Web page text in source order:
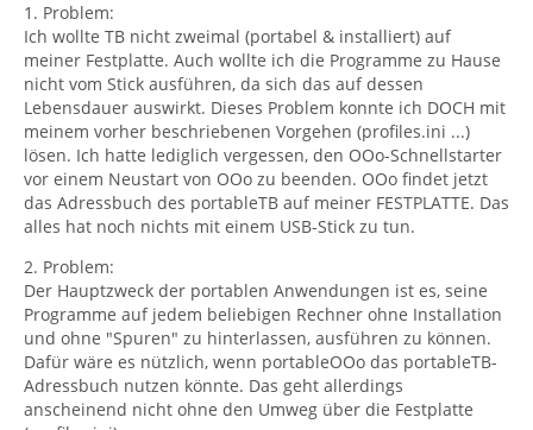
1. Problem:
Ich wollte TB nicht zweimal (portabel & installiert) auf
meiner Festplatte. Auch wollte ich die Programme zu Hause
nicht vom Stick ausführen, da sich das auf dessen
Lebensdauer auswirkt. Dieses Problem konnte ich DOCH mit
meinem vorher beschriebenen Vorgehen (profiles.ini ...)
lösen. Ich hatte lediglich vergessen, den OOo-Schnellstarter
vor einem Neustart von OOo zu beenden. OOo findet jetzt
das Adressbuch des portableTB auf meiner FESTPLATTE. Das
alles hat noch nichts mit einem USB-Stick zu tun.
2. Problem:
Der Hauptzweck der portablen Anwendungen ist es, seine
Programme auf jedem beliebigen Rechner ohne Installation
und ohne "Spuren" zu hinterlassen, ausführen zu können.
Dafür wäre es nützlich, wenn portableOOo das portableTB-
Adressbuch nutzen könnte. Das geht allerdings
anscheinend nicht ohne den Umweg über die Festplatte